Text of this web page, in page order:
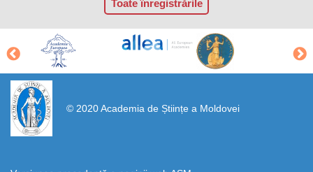
Toate înregistrările
© 2020 Academia de Științe a Moldovei
https://propletenie.ru/